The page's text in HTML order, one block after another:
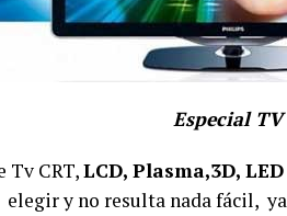
Especial TV
Tv CRT,LCD, Plasma,3D,
elegir y no resulta nada fácil,